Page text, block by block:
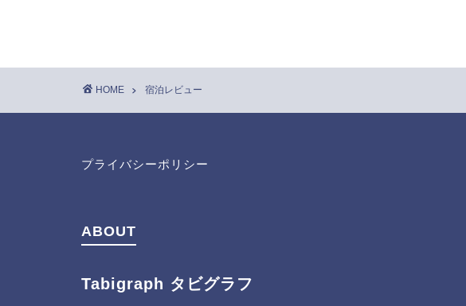
HOME 宿泊レビュー
プライバシーポリシー
ABOUT
Tabigraph タビグラフ